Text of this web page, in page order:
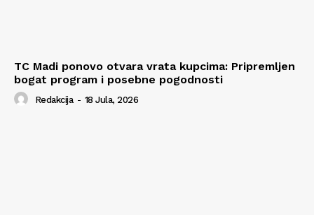
TC Madi ponovo otvara vrata kupcima: Pripremljen
bogat program i posebne pogodnosti
Redakcija - 18 Jula, 2026